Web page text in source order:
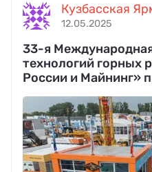
Кузбасская
12.05.2025
33-я
технологий горных
России и Майнинг»